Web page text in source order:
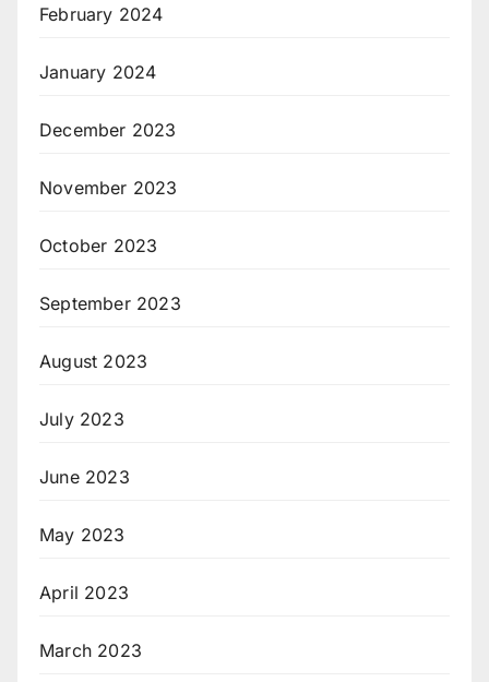
February 2024
January 2024
December 2023
November 2023
October 2023
September 2023
August 2023
July 2023
June 2023
May 2023
April 2023
March 2023